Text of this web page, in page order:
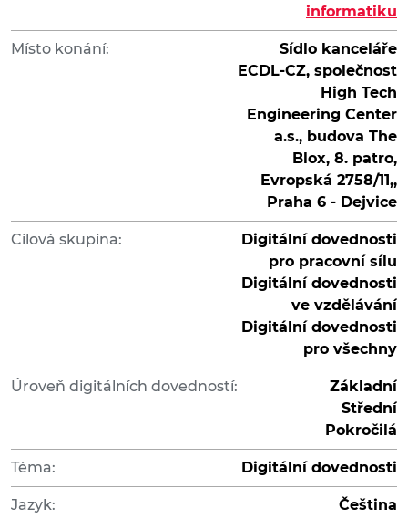
informatiku
Místo konání:
Sídlo kanceláře
ECDL-CZ, společnost
High Tech
Engineering Center
a.s., budova The
Blox, 8. patro,
Evropská 2758/11,,
Praha 6 - Dejvice
Cílová skupina:
Digitální dovednosti
pro pracovní sílu
Digitální dovednosti
ve vzdělávání
Digitální dovednosti
pro všechny
Úroveň digitálních dovedností:
Základní
Střední
Pokročilá
Téma: Digitální dovednosti
Jazyk: Čeština